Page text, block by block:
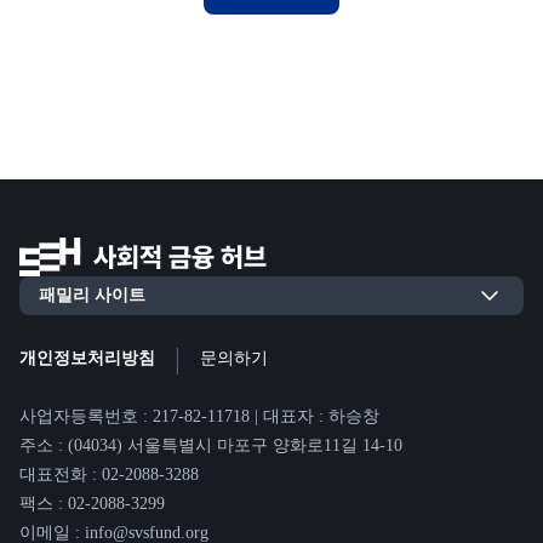
개인정보처리방침 | 문의하기
사업자등록번호 : 217-82-11718 | 대표자 : 하승창
주소 : (04034) 서울특별시 마포구 양화로11길 14-10
대표전화 : 02-2088-3288
팩스 : 02-2088-3299
이메일 : info@svsfund.org